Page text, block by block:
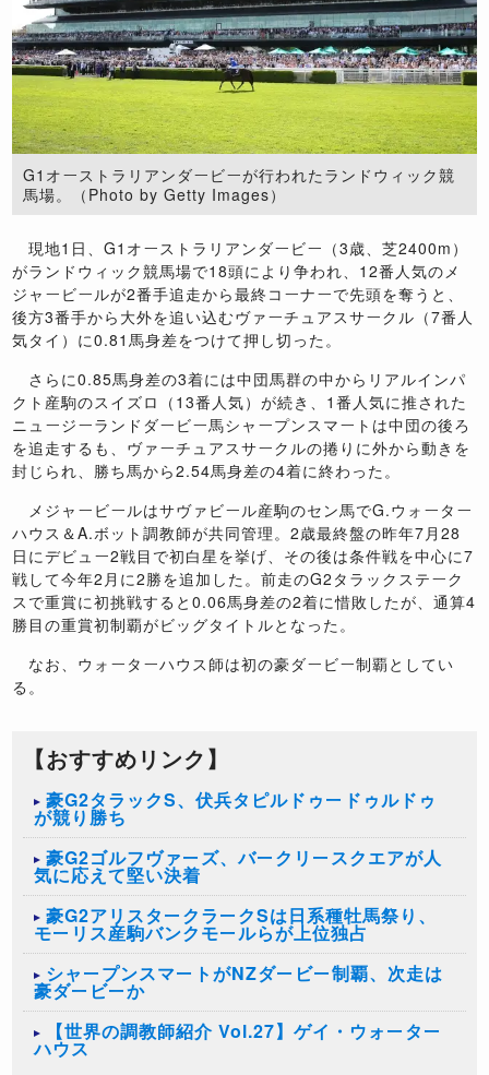
G1オーストラリアンダービーが行われたランドウィック競
馬場。（Photo by Getty Images）
現地1日、G1オーストラリアンダービー（3歳、芝2400m）
がランドウィック競馬場で18頭により争われ、12番人気のメ
ジャービールが2番手追走から最終コーナーで先頭を奪うと、
後方3番手から大外を追い込むヴァーチュアスサークル（7番人
気タイ）に0.81馬身差をつけて押し切った。
さらに0.85馬身差の3着には中団馬群の中からリアルインパ
クト産駒のスイズロ（13番人気）が続き、1番人気に推された
ニュージーランドダービー馬シャープンスマートは中団の後ろ
を追走するも、ヴァーチュアスサークルの捲りに外から動きを
封じられ、勝ち馬から2.54馬身差の4着に終わった。
メジャービールはサヴァビール産駒のセン馬でG.ウォーター
ハウス＆A.ボット調教師が共同管理。2歳最終盤の昨年7月28
日にデビュー2戦目で初白星を挙げ、その後は条件戦を中心に7
戦して今年2月に2勝を追加した。前走のG2タラックステーク
スで重賞に初挑戦すると0.06馬身差の2着に惜敗したが、通算4
勝目の重賞初制覇がビッグタイトルとなった。
なお、ウォーターハウス師は初の豪ダービー制覇としてい
る。
【おすすめリンク】
豪G2タラックS、伏兵タピルドゥードゥルドゥ
が競り勝ち
豪G2ゴルフヴァーズ、バークリースクエアが人
気に応えて堅い決着
豪G2アリスタークラークSは日系種牡馬祭り、
モーリス産駒バンクモールらが上位独占
シャープンスマートがNZダービー制覇、次走は
豪ダービーか
【世界の調教師紹介 Vol.27】ゲイ・ウォーター
ハウス